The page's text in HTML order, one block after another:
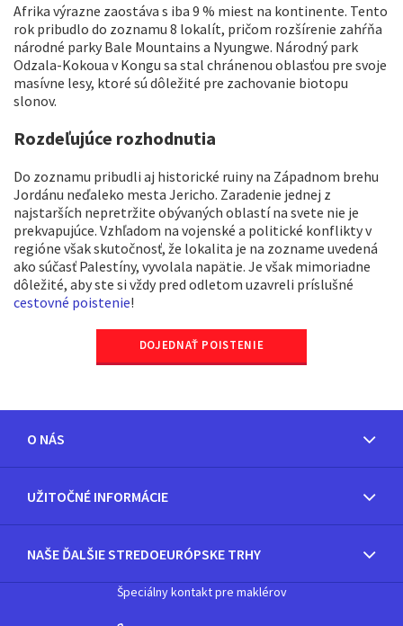
Afrika výrazne zaostáva s iba 9 % miest na kontinente. Tento
rok pribudlo do zoznamu 8 lokalít, pričom rozšírenie zahŕňa
národné parky Bale Mountains a Nyungwe. Národný park
Odzala-Kokoua v Kongu sa stal chránenou oblasťou pre svoje
masívne lesy, ktoré sú dôležité pre zachovanie biotopu
slonov.
Rozdeľujúce rozhodnutia
Do zoznamu pribudli aj historické ruiny na Západnom brehu
Jordánu neďaleko mesta Jericho. Zaradenie jednej z
najstarších nepretržite obývaných oblastí na svete nie je
prekvapujúce. Vzhľadom na vojenské a politické konflikty v
regióne však skutočnosť, že lokalita je na zozname uvedená
ako súčasť Palestíny, vyvolala napätie. Je však mimoriadne
dôležité, aby ste si vždy pred odletom uzavreli príslušné
cestovné poistenie!
DOJEDNAŤ POISTENIE
O NÁS
UŽITOČNÉ INFORMÁCIE
NAŠE ĎALŠIE STREDOEURÓPSKE TRHY
Špeciálny kontakt pre maklérov